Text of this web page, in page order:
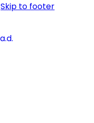
Skip to footer